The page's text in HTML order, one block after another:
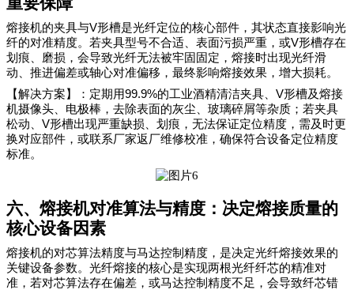
熔接机的夹具与V形槽是光纤定位的核心部件，其状态直接影响光
纤的对准精度。若夹具型号不合适、表面污损严重，或V形槽存在
划痕、磨损，会导致光纤无法被牢固固定，熔接时出现光纤滑
动、推进偏差或轴心对准偏移，最终影响熔接效果，增大损耗。
【解决方案】：定期用99.9%的工业酒精清洁夹具、 V形槽及熔接
机摄像头、电极棒，去除表面的灰尘、玻璃碎屑等杂质； 若夹具
松动、 V形槽出现严重缺损、划痕，无法保证定位精度，需及时更
换对应部件，或联系厂家返厂维修校准，确保符合设备定位精度
标准。
六、熔接机对准算法与精度：决定熔接质量的
核心设备因素
熔接机的对芯算法精度与马达控制精度，是决定光纤熔接效果的
关键设备参数。光纤熔接的核心是实现两根光纤纤芯的精准对
准，若对芯算法存在偏差，或马达控制精度不足，会导致纤芯错